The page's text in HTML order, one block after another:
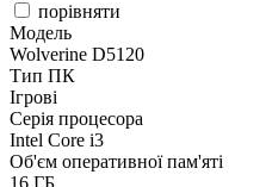
порівняти
Модель
Wolverine D5120
Тип ПК
Ігрові
Серія процесора
Intel Core i3
Об'єм оперативної пам'яті
16 ГБ